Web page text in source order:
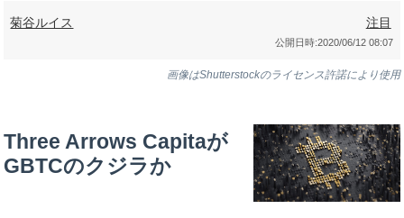
菊谷ルイス 注目
公開日時:2020/06/12 08:07
画像はShutterstockのライセンス許諾により使用
Three Arrows Capitaが
GBTCのクジラか